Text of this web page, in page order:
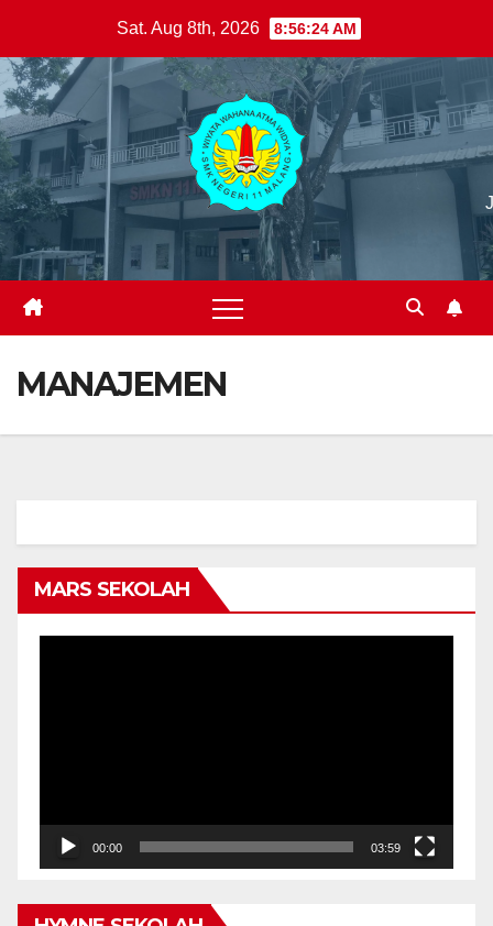
content
Sat. Aug 8th, 2026 8:56:25 AM
MANAJEMEN
MARS SEKOLAH
00:00 03:59